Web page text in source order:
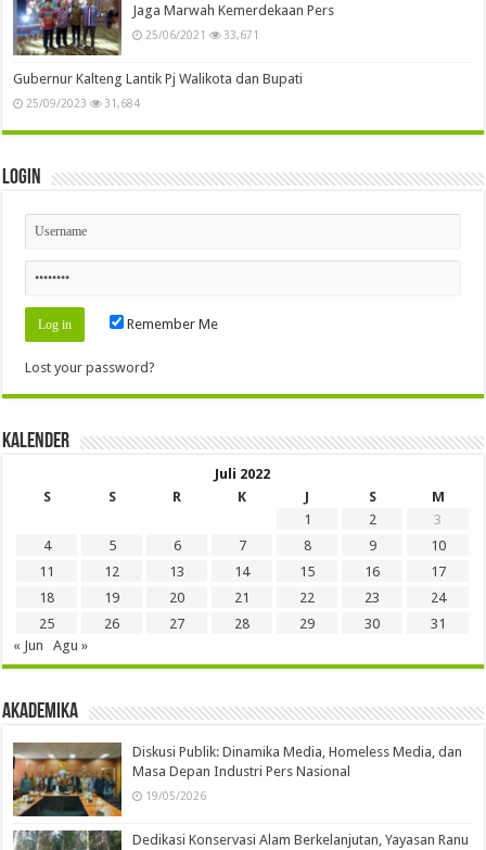
Jaga Marwah Kemerdekaan Pers
25/06/2021 33,671
Gubernur Kalteng Lantik Pj Walikota dan Bupati
25/09/2023 31,684
Login
Remember Me
Lost your password?
Kalender
Juli 2022
S
S R K J S
M
1
2
3
4
5 6 7 8 9
10
11
12 13 14 15 16
17
18
19 20 21 22 23
24
25
26 27 28 29 30
31
« Jun
Agu »
Akademika
Diskusi Publik: Dinamika Media, Homeless Media, dan
Masa Depan Industri Pers Nasional
19/05/2026
Dedikasi Konservasi Alam Berkelanjutan, Yayasan Ranu